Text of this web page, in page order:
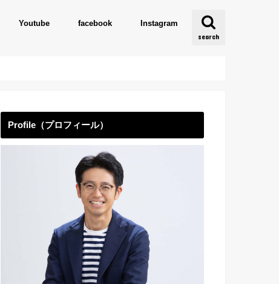
search
Youtube facebook Instagram
Profile（プロフィール）